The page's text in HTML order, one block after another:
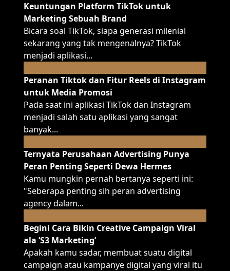
Keuntungan Platform TikTok untuk
Marketing Sebuah Brand
Bicara soal TikTok, siapa generasi milenial
sekarang yang tak mengenalnya? TikTok
menjadi aplikasi...
Peranan Tiktok dan Fitur Reels di Instagram
untuk Media Promosi
Pada saat ini aplikasi TikTok dan Instagram
menjadi salah satu aplikasi yang sangat
banyak...
Ternyata Perusahaan Advertising Punya
Peran Penting Seperti Dewa Hermes
Kamu mungkin pernah bertanya seperti ini:
"Seberapa penting sih peran advertising
agency dalam...
Begini Cara Bikin Creative Campaign Viral
ala ‘S3 Marketing’
Apakah kamu sadar, membuat suatu digital
campaign atau kampanye digital yang viral itu